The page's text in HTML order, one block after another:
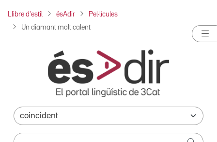
Llibre d'estil ésAdir Pel·lícules
Un diamant molt calent